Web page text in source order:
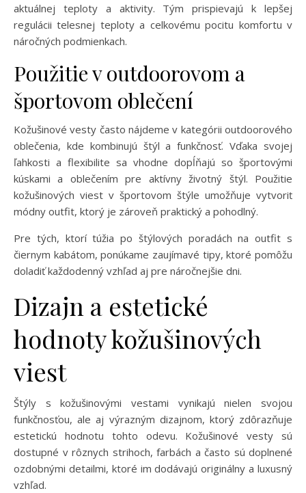
aktuálnej teploty a aktivity. Tým prispievajú k lepšej
regulácii telesnej teploty a celkovému pocitu komfortu v
náročných podmienkach.
Použitie v outdoorovom a
športovom oblečení
Kožušinové vesty často nájdeme v kategórii outdoorového
oblečenia, kde kombinujú štýl a funkčnosť. Vďaka svojej
ľahkosti a flexibilite sa vhodne dopĺňajú so športovými
kúskami a oblečením pre aktívny životný štýl. Použitie
kožušinových viest v športovom štýle umožňuje vytvoriť
módny outfit, ktorý je zároveň praktický a pohodlný.
Pre tých, ktorí túžia po štýlových poradách na outfit s
čiernym kabátom, ponúkame zaujímavé tipy, ktoré pomôžu
doladiť každodenný vzhľad aj pre náročnejšie dni.
Dizajn a estetické
hodnoty kožušinových
viest
Štýly s kožušinovými vestami vynikajú nielen svojou
funkčnosťou, ale aj výrazným dizajnom, ktorý zdôrazňuje
estetickú hodnotu tohto odevu. Kožušinové vesty sú
dostupné v rôznych strihoch, farbách a často sú doplnené
ozdobnými detailmi, ktoré im dodávajú originálny a luxusný
vzhľad.